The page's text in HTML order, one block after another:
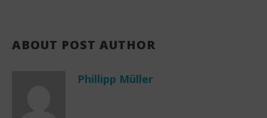
ABOUT POST AUTHOR
Phillipp Müller